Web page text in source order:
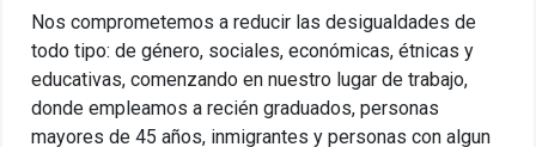
Nos comprometemos a reducir las desigualdades de
todo tipo: de género, sociales, económicas, étnicas y
educativas, comenzando en nuestro lugar de trabajo,
donde empleamos a recién graduados, personas
mayores de 45 años, inmigrantes y personas con algun